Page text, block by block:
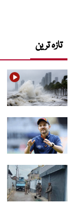
تازہ ترین